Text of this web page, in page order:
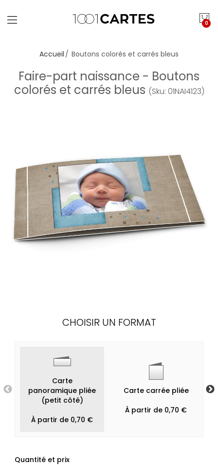
0
Accueil Boutons colorés et carrés bleus
Faire-part naissance - Boutons
colorés et carrés bleus (Sku: 01NAI4123)
CHOISIR UN FORMAT
Carte
panoramique pliée
(petit côté)
À partir de 0,70 €
Carte carrée pliée
À partir de 0,70 €
Quantité et prix